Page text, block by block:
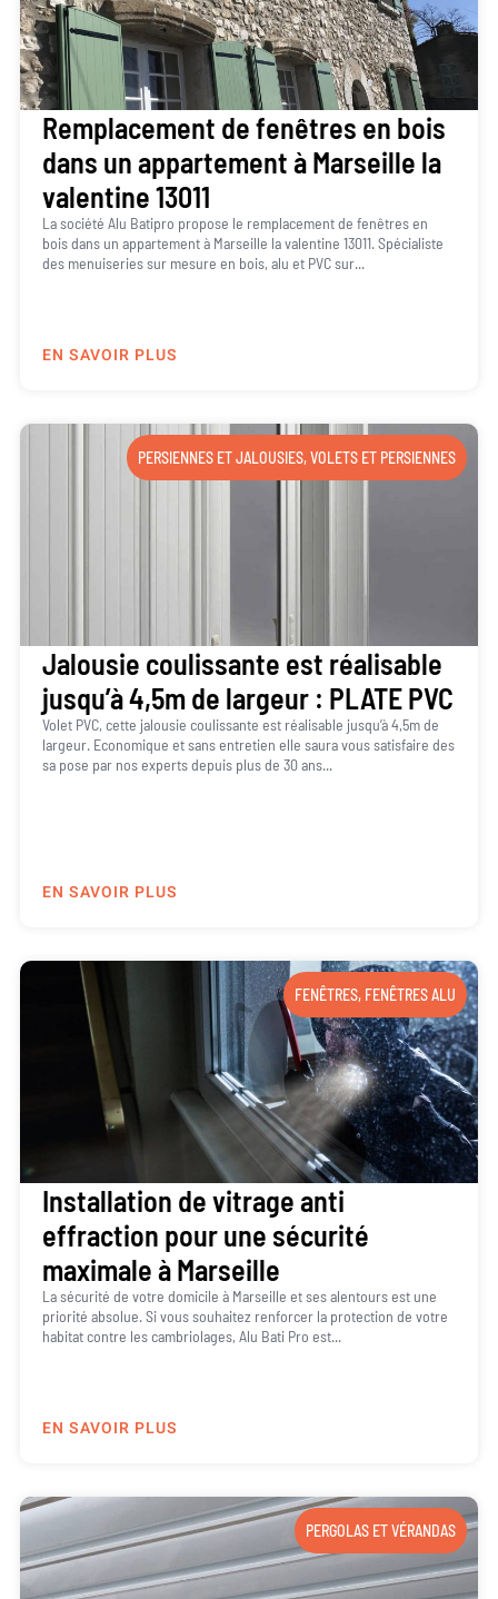
Remplacement de fenêtres en bois
dans un appartement à Marseille la
valentine 13011
La société Alu Batipro propose le remplacement de fenêtres en
bois dans un appartement à Marseille la valentine 13011. Spécialiste
des menuiseries sur mesure en bois, alu et PVC sur...
EN SAVOIR PLUS
PERSIENNES ET JALOUSIES,VOLETS ET PERSIENNES
Jalousie coulissante est réalisable
jusqu’à 4,5m de largeur : PLATE PVC
Volet PVC, cette jalousie coulissante est réalisable jusqu’à 4,5m de
largeur. Economique et sans entretien elle saura vous satisfaire des
sa pose par nos experts depuis plus de 30 ans...
EN SAVOIR PLUS
FENÊTRES, FENÊTRES ALU
Installation de vitrage anti
effraction pour une sécurité
maximale à Marseille
La sécurité de votre domicile à Marseille et ses alentours est une
priorité absolue. Si vous souhaitez renforcer la protection de votre
habitat contre les cambriolages, Alu Bati Pro est...
EN SAVOIR PLUS
PERGOLAS ET VÉRANDAS